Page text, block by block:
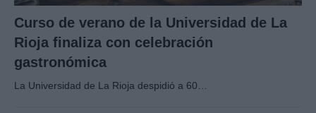
Curso de verano de la Universidad de La
Rioja finaliza con celebración
gastronómica
La Universidad de La Rioja despidió a 60…